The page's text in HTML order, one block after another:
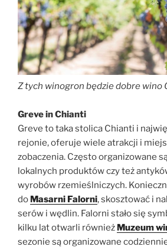
Z tych winogron będzie dobre wino
Greve in Chianti
Greve to taka stolica Chianti i
rejonie, oferuje wiele atrakcji i
zobaczenia. Często organizowane
lokalnych produktów czy też
wyrobów rzemieślniczych.
do Masarni Falorni, skosztować i
serów i wędlin. Falorni stało się
kilku lat otwarli również Muzeum
sezonie są organizowane